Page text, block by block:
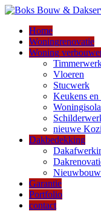
Home
Woningrenovatie
Woning
Vloeren
Stucwerk
Keukens en
nieuwe
Dakbedekking
Garantie
Portfolio
contact